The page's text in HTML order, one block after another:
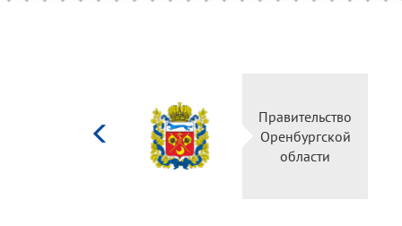
Правительство
Оренбургской
области